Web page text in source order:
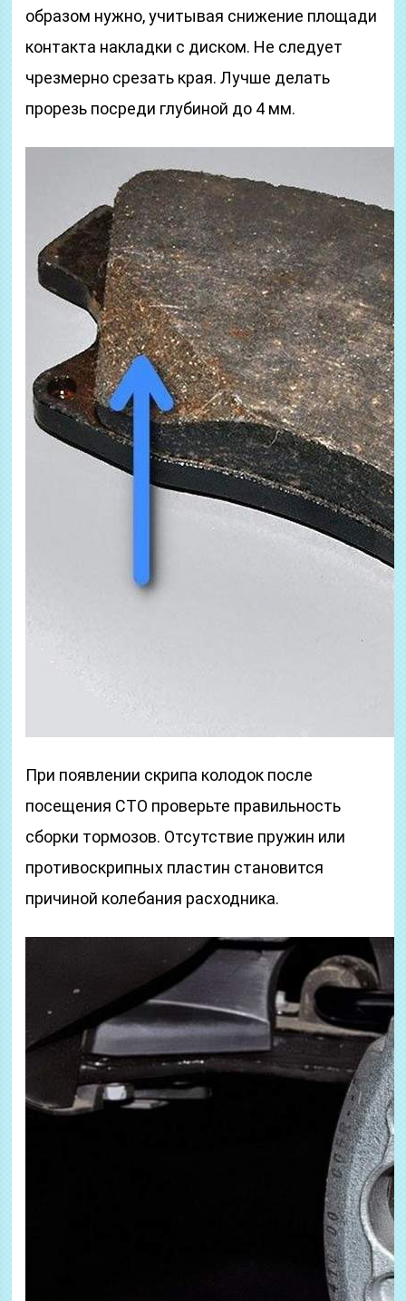
образом нужно, учитывая снижение площади
контакта накладки с диском. Не следует
чрезмерно срезать края. Лучше делать
прорезь посреди глубиной до 4 мм.
При появлении скрипа колодок после
посещения СТО проверьте правильность
сборки тормозов. Отсутствие пружин или
противоскрипных пластин становится
причиной колебания расходника.